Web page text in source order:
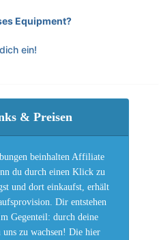
Equipment?
ein!
& Preisen
beinhalten Affiliate
du durch einen Klick zu
und dort einkaufst, erhält
Dir entstehen
Gegenteil: durch deine
zu wachsen! Die hier